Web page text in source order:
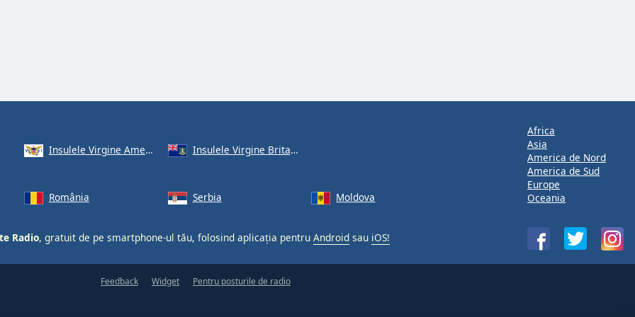
Insulele Virgine Americane Insulele Virgine Britanice
România Serbia Moldova
Radio, gratuit de pe smartphone-ul tău, folosind aplicația pentru Android sau iOS!
Africa
Asia
America de Nord
America de Sud
Europe
Oceania
Feedback Widget Pentru posturile de radio